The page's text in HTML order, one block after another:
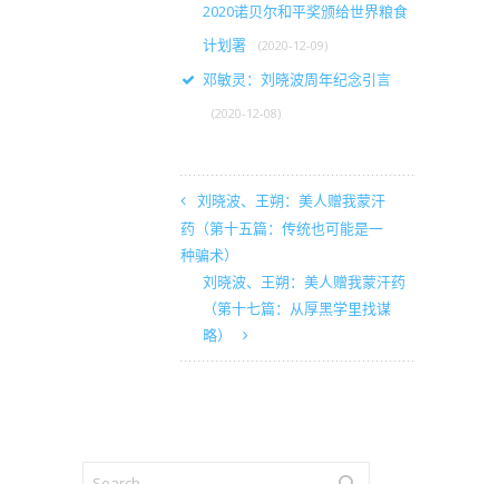
2020诺贝尔和平奖颁给世界粮食
计划署
(2020-12-09)
邓敏灵：刘晓波周年纪念引言
(2020-12-08)
刘晓波、王朔：美人赠我蒙汗
药（第十五篇：传统也可能是一
种骗术）
刘晓波、王朔：美人赠我蒙汗药
（第十七篇：从厚黑学里找谋
略）